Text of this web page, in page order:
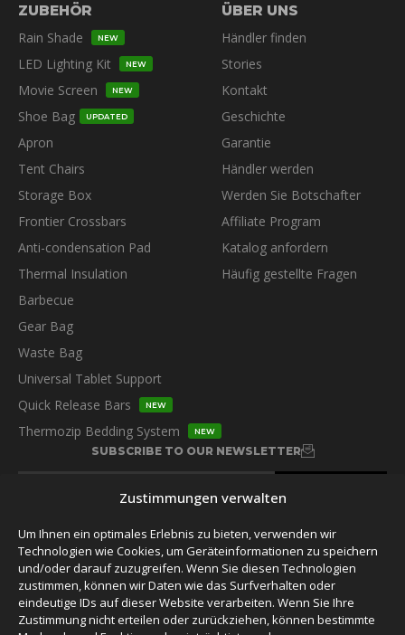
Zustimmungen verwalten
Um Ihnen ein optimales Erlebnis zu bieten, verwenden wir
Technologien wie Cookies, um Geräteinformationen zu speichern
und/oder darauf zuzugreifen. Wenn Sie diesen Technologien
zustimmen, können wir Daten wie das Surfverhalten oder
eindeutige IDs auf dieser Website verarbeiten. Wenn Sie Ihre
Zustimmung nicht erteilen oder zurückziehen, können bestimmte
ZUBEHÖR
Rain Shade
NEW
LED Lighting Kit NEW
Movie Screen NEW
Shoe Bag UPDATED
Apron
Tent Chairs
Storage Box
Frontier Crossbars
Anti-condensation Pad
Thermal Insulation
Barbecue
Gear Bag
Waste Bag
Universal Tablet Support
Quick Release Bars
NEW
Thermozip Bedding System NEW
ÜBER UNS
Händler finden
Stories
Kontakt
Geschichte
Garantie
Händler werden
Werden Sie Botschafter
Affiliate Program
Katalog anfordern
Häufig gestellte Fragen
SUBSCRIBE TO OUR NEWSLETTER
FOLLOW US